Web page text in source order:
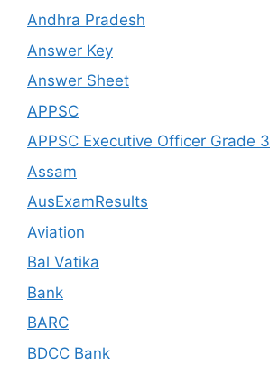
Andhra Pradesh
Answer Key
Answer Sheet
APPSC
APPSC Executive Officer Grade 3
Assam
AusExamResults
Aviation
Bal Vatika
Bank
BARC
BDCC Bank